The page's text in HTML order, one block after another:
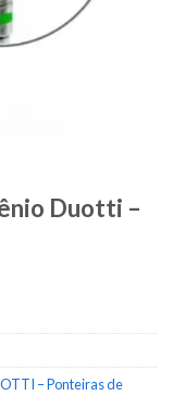
Duotti –
– Ponteiras de